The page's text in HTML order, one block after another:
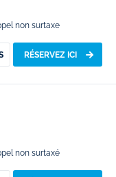
non surtaxe
RÉSERVEZ ICI
non surtaxé